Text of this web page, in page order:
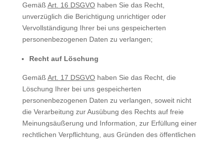
Gemäß Art. 16 DSGVOhaben Sie das Recht,
unverzüglich die Berichtigung unrichtiger oder
Vervollständigung Ihrer bei uns gespeicherten
personenbezogenen Daten zu verlangen;
Recht auf Löschung
Gemäß Art. 17 DSGVOhaben Sie das Recht, die
Löschung Ihrer bei uns gespeicherten
personenbezogenen Daten zu verlangen, soweit nicht
die Verarbeitung zur Ausübung des Rechts auf freie
Meinungsäußerung und Information, zur Erfüllung einer
rechtlichen Verpflichtung, aus Gründen des öffentlichen